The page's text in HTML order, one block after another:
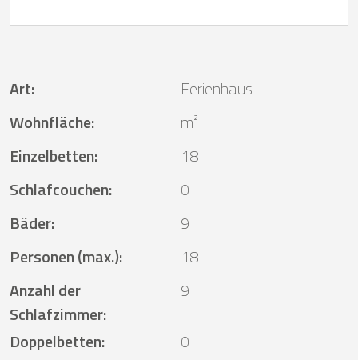
Art:
Ferienhaus
Wohnfläche:
m²
Einzelbetten:
18
Schlafcouchen:
0
Bäder:
9
Personen (max.):
18
Anzahl der
Schlafzimmer:
9
Doppelbetten:
0